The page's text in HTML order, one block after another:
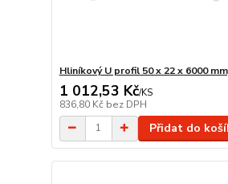
Hliníkový U profil 50 x 22 x 6000
1 012,53 Kč/KS
836,80 Kč bez DPH
Přidat do